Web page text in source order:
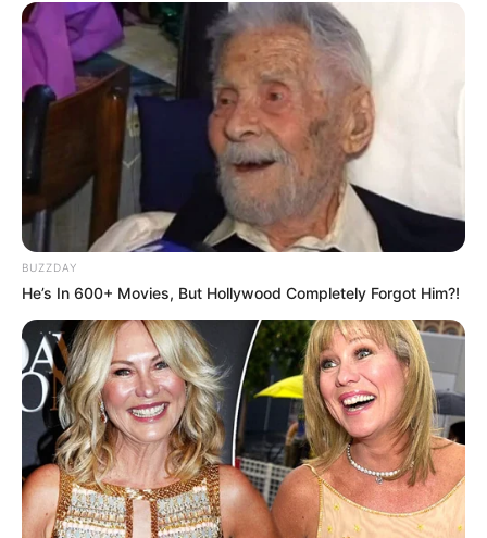
BUZZDAY
He’s In 600+ Movies, But Hollywood Completely Forgot Him?!